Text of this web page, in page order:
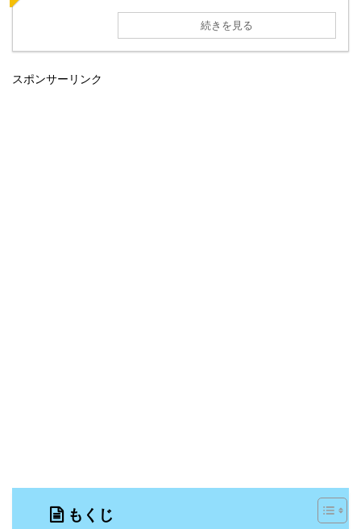
続きを見る
スポンサーリンク
もくじ